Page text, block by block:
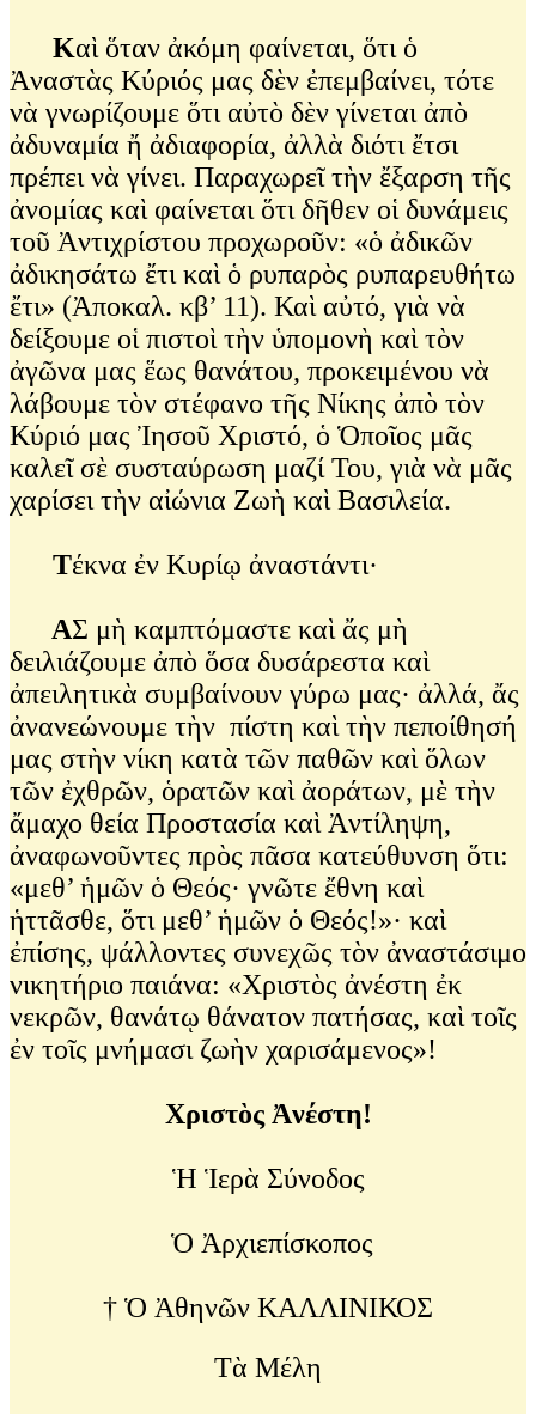
Καὶ ὅταν ἀκόμη φαίνεται, ὅτι ὁ
Ἀναστὰς Κύριός μας δὲν ἐπεμβαίνει, τότε
νὰ γνωρίζουμε ὅτι αὐτὸ δὲν γίνεται ἀπὸ
ἀδυναμία ἤ ἀδιαφορία, ἀλλὰ διότι ἔτσι
πρέπει νὰ γίνει. Παραχωρεῖ τὴν ἔξαρση τῆς
ἀνομίας καὶ φαίνεται ὅτι δῆθεν οἱ δυνάμεις
τοῦ Ἀντιχρίστου προχωροῦν: «ὁ ἀδικῶν
ἀδικησάτω ἔτι καὶ ὁ ρυπαρὸς ρυπαρευθήτω
ἔτι» (Ἀποκαλ. κβ’ 11). Καὶ αὐτό, γιὰ νὰ
δείξουμε οἱ πιστοὶ τὴν ὑπομονὴ καὶ τὸν
ἀγῶνα μας ἕως θανάτου, προκειμένου νὰ
λάβουμε τὸν στέφανο τῆς Νίκης ἀπὸ τὸν
Κύριό μας Ἰησοῦ Χριστό, ὁ Ὁποῖος μᾶς
καλεῖ σὲ συσταύρωση μαζί Του, γιὰ νὰ μᾶς
χαρίσει τὴν αἰώνια Ζωὴ καὶ Βασιλεία.
Τέκνα ἐν Κυρίῳ ἀναστάντι·
ΑΣ μὴ καμπτόμαστε καὶ ἄς μὴ
δειλιάζουμε ἀπὸ ὅσα δυσάρεστα καὶ
ἀπειλητικὰ συμβαίνουν γύρω μας· ἀλλά, ἄς
ἀνανεώνουμε τὴν πίστη καὶ τὴν πεποίθησή
μας στὴν νίκη κατὰ τῶν παθῶν καὶ ὅλων
τῶν ἐχθρῶν, ὁρατῶν καὶ ἀοράτων, μὲ τὴν
ἄμαχο θεία Προστασία καὶ Ἀντίληψη,
ἀναφωνοῦντες πρὸς πᾶσα κατεύθυνση ὅτι:
«μεθ’ ἡμῶν ὁ Θεός· γνῶτε ἔθνη καὶ
ἡττᾶσθε, ὅτι μεθ’ ἡμῶν ὁ Θεός!»· καὶ
ἐπίσης, ψάλλοντες συνεχῶς τὸν ἀναστάσιμο
νικητήριο παιάνα: «Χριστὸς ἀνέστη ἐκ
νεκρῶν, θανάτῳ θάνατον πατήσας, καὶ τοῖς
ἐν τοῖς μνήμασι ζωὴν χαρισάμενος»!
Χριστὸς Ἀνέστη!
Ἡ Ἱερὰ Σύνοδος
Ὁ Ἀρχιεπίσκοπος
† Ὁ Ἀθηνῶν ΚΑΛΛΙΝΙΚΟΣ
Τὰ Μέλη